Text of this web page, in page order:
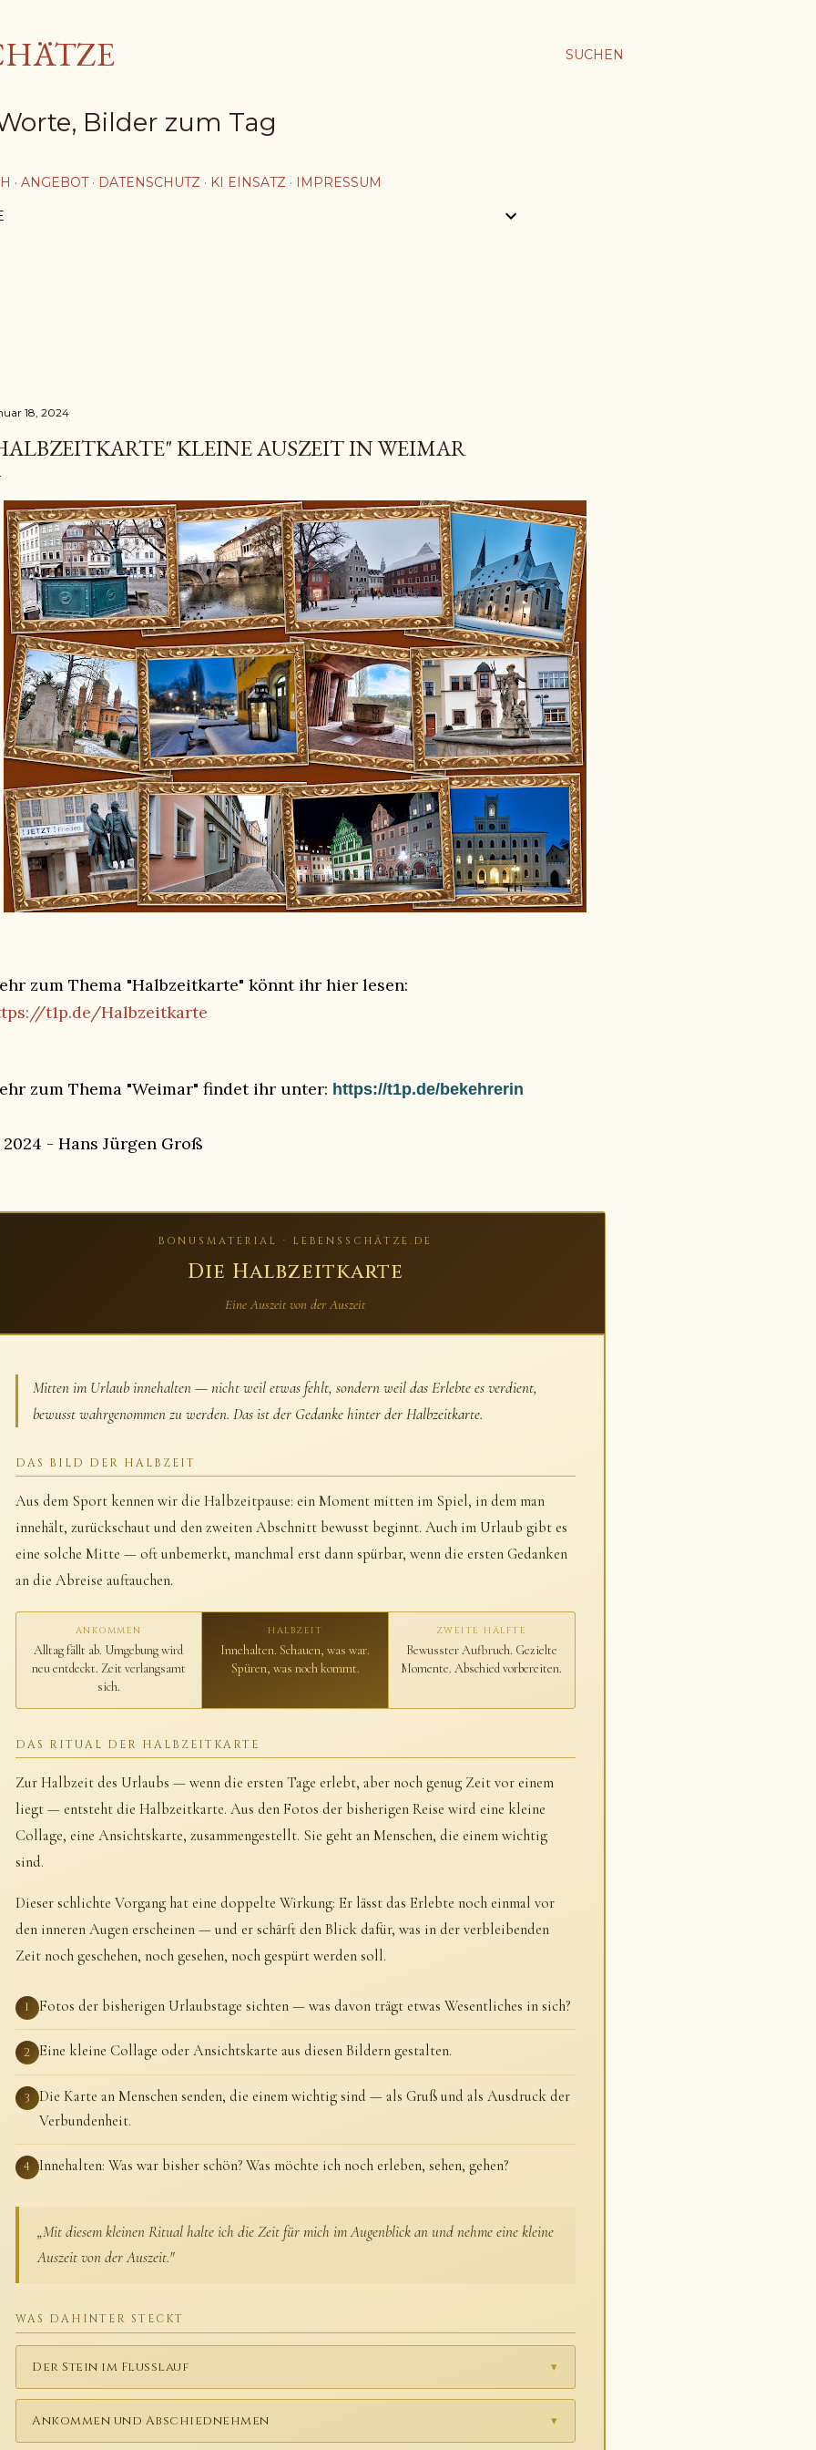
SUCHEN
Bilder zum Tag
ANGEBOT DATENSCHUTZ KI EINSATZ IMPRESSUM
18, 2024
KLEINE AUSZEIT IN WEIMAR
zum Thema "Halbzeitkarte" könnt ihr hier lesen:
t1p.de/Halbzeitkarte
zum Thema "Weimar" findet ihr unter: https://t1p.de/bekehrerin
- Hans Jürgen Groß
BONUSMATERIAL · LEBENSSCHÄTZE.DE
Die Halbzeitkarte
Eine Auszeit von der Auszeit
Mitten im Urlaub innehalten — nicht weil etwas fehlt, sondern weil das Erlebte es verdient,
bewusst wahrgenommen zu werden. Das ist der Gedanke hinter der Halbzeitkarte.
DAS BILD DER HALBZEIT
Aus dem Sport kennen wir die Halbzeitpause: ein Moment mitten im Spiel, in dem man
innehält, zurückschaut und den zweiten Abschnitt bewusst beginnt. Auch im Urlaub gibt es
eine solche Mitte — oft unbemerkt, manchmal erst dann spürbar, wenn die ersten Gedanken
an die Abreise auftauchen.
ANKOMMEN
Alltag fällt ab. Umgebung wird
neu entdeckt. Zeit verlangsamt
sich.
HALBZEIT
Innehalten. Schauen, was war.
Spüren, was noch kommt.
ZWEITE HÄLFTE
Bewusster Aufbruch. Gezielte
Momente. Abschied vorbereiten.
DAS RITUAL DER HALBZEITKARTE
Zur Halbzeit des Urlaubs — wenn die ersten Tage erlebt, aber noch genug Zeit vor einem
liegt — entsteht die Halbzeitkarte. Aus den Fotos der bisherigen Reise wird eine kleine
Collage, eine Ansichtskarte, zusammengestellt. Sie geht an Menschen, die einem wichtig
sind.
Dieser schlichte Vorgang hat eine doppelte Wirkung: Er lässt das Erlebte noch einmal vor
den inneren Augen erscheinen — und er schärft den Blick dafür, was in der verbleibenden
Zeit noch geschehen, noch gesehen, noch gespürt werden soll.
1 Fotos der bisherigen Urlaubstage sichten — was davon trägt etwas Wesentliches in sich?
2 Eine kleine Collage oder Ansichtskarte aus diesen Bildern gestalten.
3 Die Karte an Menschen senden, die einem wichtig sind — als Gruß und als Ausdruck der
Verbundenheit.
4 Innehalten: Was war bisher schön? Was möchte ich noch erleben, sehen, gehen?
„Mit diesem kleinen Ritual halte ich die Zeit für mich im Augenblick an und nehme eine kleine
Auszeit von der Auszeit."
WAS DAHINTER STECKT
Der Stein im Flusslauf ▾
Ankommen und Abschiednehmen ▾